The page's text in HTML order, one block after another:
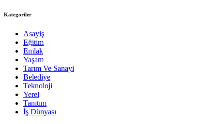
Kategoriler
Asayiş
Eğitim
Emlak
Yaşam
Tarım Ve Sanayi
Belediye
Teknoloji
Yerel
Tanıtım
İş Dünyası